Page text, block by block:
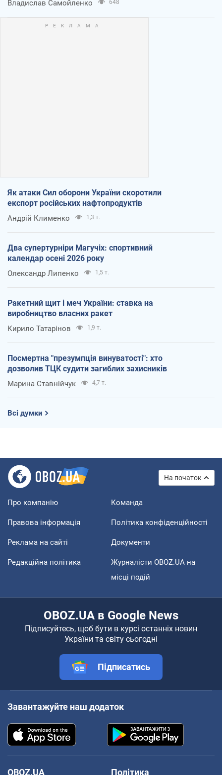
Владислав Самойленко 648
Як атаки Сил оборони України скоротили
експорт російських нафтопродуктів
Андрій Клименко 1,3 т.
Два супертурніри Магучіх: спортивний
календар осені 2026 року
Олександр Липенко 1,5 т.
Ракетний щит і меч України: ставка на
виробництво власних ракет
Кирило Татарінов 1,9 т.
Посмертна "презумпція винуватості": хто
дозволив ТЦК судити загиблих захисників
Марина Ставнійчук 4,7 т.
Всі думки
На початок
Про компанію Команда
Правова інформація Політика конфіденційності
Реклама на сайті Документи
Редакційна політика
Журналісти OBOZ.UA на
місці подій
OBOZ.UA в Google News
Підписуйтесь, щоб бути в курсі останніх новин
України та світу сьогодні
Підписатись
Завантажуйте наш додаток
OBOZ.UA
Політика